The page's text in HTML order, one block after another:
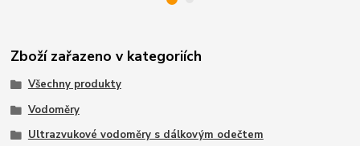
Zboží zařazeno v kategoriích
Všechny produkty
Vodoměry
Ultrazvukové vodoměry s dálkovým odečtem